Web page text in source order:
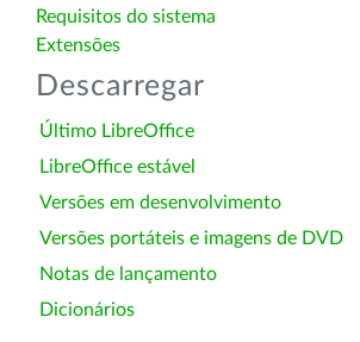
Requisitos do sistema
Extensões
Descarregar
Último LibreOffice
LibreOffice estável
Versões em desenvolvimento
Versões portáteis e imagens de DVD
Notas de lançamento
Dicionários